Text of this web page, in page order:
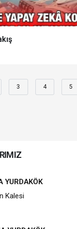
3 4 5
YURDAKÖK
Kalesi